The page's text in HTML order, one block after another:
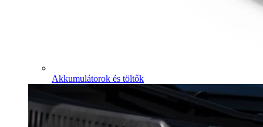
Akkumulátorok és töltők